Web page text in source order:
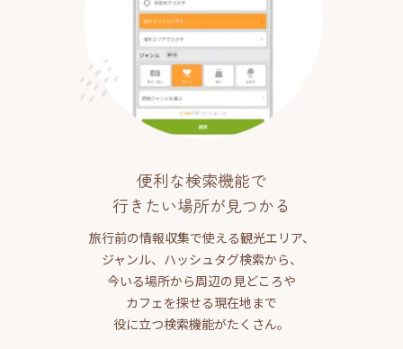
便利な検索機能で
行きたい場所が見つかる
旅行前の情報収集で使える観光エリア、
ジャンル、ハッシュタグ検索から、
今いる場所から周辺の見どころや
カフェを探せる現在地まで
役に立つ検索機能がたくさん。